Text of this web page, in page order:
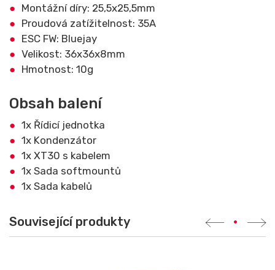
Montážní díry: 25,5x25,5mm
Proudová zatížitelnost: 35A
ESC FW: Bluejay
Velikost: 36x36x8mm
Hmotnost: 10g
Obsah balení
1x Řídicí jednotka
1x Kondenzátor
1x XT30 s kabelem
1x Sada softmountů
1x Sada kabelů
Související produkty •